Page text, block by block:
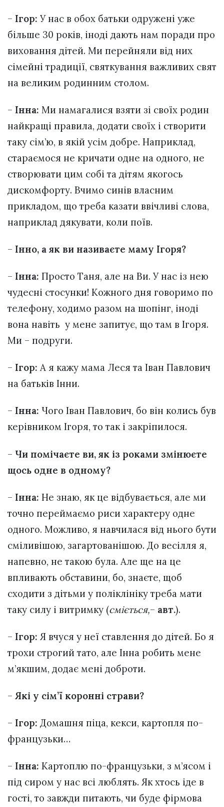
– Ігор: У нас в обох батьки одружені уже
більше 30 років, іноді дають нам поради про
виховання дітей. Ми перейняли від них
сімейні традиції, святкування важливих свят
на великим родинним столом.
– Інна: Ми намагалися взяти зі своїх родин
найкращі правила, додати своїх і створити
таку сім’ю, в якій усім добре. Наприклад,
стараємося не кричати одне на одного, не
створювати цим собі та дітям якогось
дискомфорту. Вчимо синів власним
прикладом, що треба казати ввічливі слова,
наприклад дякувати, коли поїв.
– Інно, а як ви називаєте маму Ігоря?
– Інна: Просто Таня, але на Ви. У нас із нею
чудесні стосунки! Кожного дня говоримо по
телефону, ходимо разом на шопінг, іноді
вона навіть у мене запитує, що там в Ігоря.
Ми – подруги.
– Ігор: А я кажу мама Леся та Іван Павлович
на батьків Інни.
– Інна: Чого Іван Павлович, бо він колись був
керівником Ігоря, то так і закріпилося.
– Чи помічаєте ви, як із роками змінюєте
щось одне в одному?
– Інна: Не знаю, як це відбувається, але ми
точно переймаємо риси характеру одне
одного. Можливо, я навчилася від нього бути
сміливішою, загартованішою. До весілля я,
напевно, не такою була. Але ще на це
впливають обставини, бо, знаєте, щоб
сходити з дітьми у поліклініку треба мати
таку силу і витримку (сміється,– авт.).
– Ігор: Я вчуся у неї ставлення до дітей. Бо я
трохи строгий тато, але Інна робить мене
м’якшим, додає мені доброти.
– Які у сім’ї коронні страви?
– Ігор: Домашня піца, кекси, картопля по-
французьки…
– Інна: Картоплю по-французьки, з м’ясом і
під сиром у нас всі люблять. Як хтось іде в
гості, то завжди питають, чи буде фірмова